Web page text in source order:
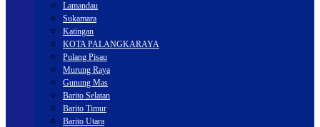
Lamandau
Sukamara
Katingan
KOTA PALANGKARAYA
Pulang Pisau
Murung Raya
Gunung Mas
Barito Selatan
Barito Timur
Barito Utara